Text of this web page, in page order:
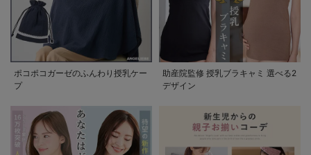
ポコポコガーゼのふんわり授乳ケー
プ
助産院監修 授乳ブラキャミ 選べる2
デザイン